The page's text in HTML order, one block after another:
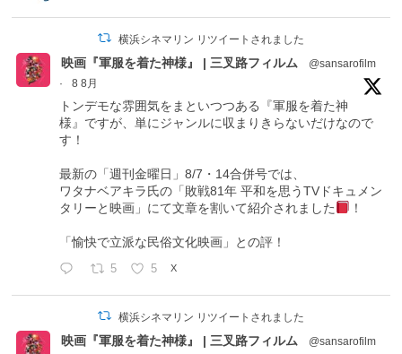
横浜シネマリン リツイートされました
映画『軍服を着た神様』 | 三叉路フィルム
@sansarofilm
·
8 8月
トンデモな雰囲気をまといつつある『軍服を着た神
様』ですが、単にジャンルに収まりきらないだけなので
す！
最新の「週刊金曜日」8/7・14合併号では、
ワタナベアキラ氏の「敗戦81年 平和を思うTVドキュメン
タリーと映画」にて文章を割いて紹介されました
！
「愉快で立派な民俗文化映画」との評！
5 5 X
横浜シネマリン リツイートされました
映画『軍服を着た神様』 | 三叉路フィルム @sansarofilm